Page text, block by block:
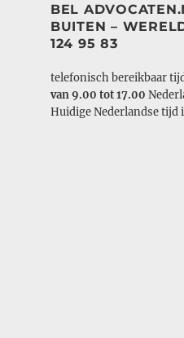
BEL
BUITEN –
124 95 83
telefonisch bereikbaar
van 9.00 tot 17.00
Huidige Nederlandse tijd